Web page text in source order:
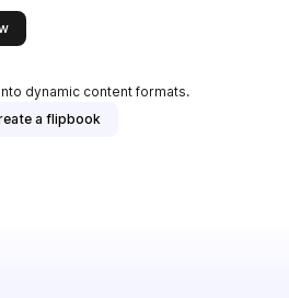
this publisher
dynamic content formats.
a flipbook